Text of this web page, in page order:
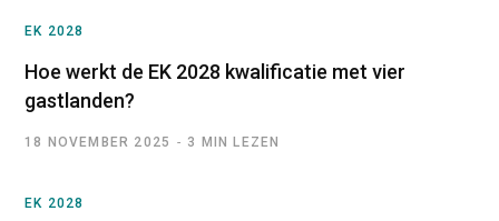
EK 2028
Hoe werkt de EK 2028 kwalificatie met vier
gastlanden?
18 NOVEMBER 2025 3 MIN LEZEN
EK 2028